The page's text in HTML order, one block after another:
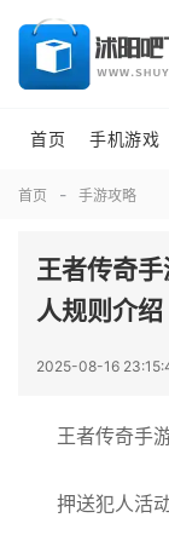
首页 手机游戏
首页 手游攻略
王者传奇
人规则介绍
2025-08-16
王者传奇手
押送犯人活